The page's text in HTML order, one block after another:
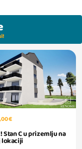
€
Stan C u prizemlju na